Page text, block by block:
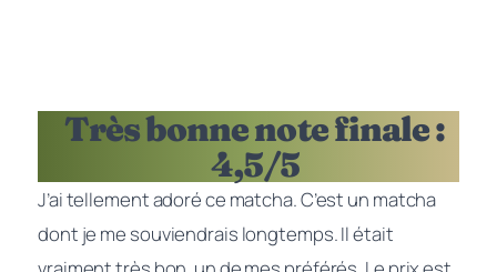
Très bonne note finale :
4,5/5
J’ai tellement adoré ce matcha. C’est un matcha
dont je me souviendrais longtemps. Il était